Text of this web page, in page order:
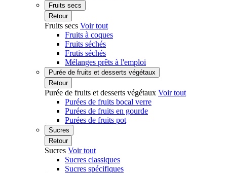
Fruits secs
Retour
Fruits secs Voir tout
Fruits à coques
Fruits séchés
Frutis séchés
Mélanges prêts à l'emploi
Purée de fruits et desserts végétaux
Retour
Purée de fruits et desserts végétaux Voir tout
Purées de fruits bocal verre
Purées de fruits en gourde
Purées de fruits pot
Sucres
Retour
Sucres Voir tout
Sucres classiques
Sucres spécifiques